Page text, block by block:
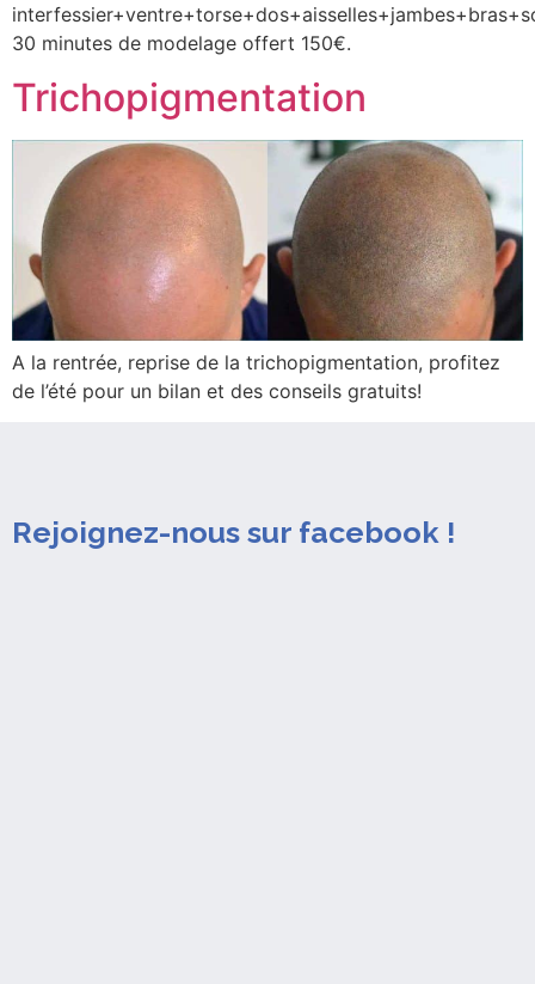
30 minutes de modelage offert 150€.
Trichopigmentation
A la rentrée, reprise de la trichopigmentation, profitez
de l’été pour un bilan et des conseils gratuits!
Rejoignez-nous sur facebook !